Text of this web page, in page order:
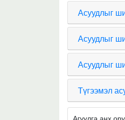
Асуудлыг
Асуудлыг
Асуудлыг
Түгээмэл
Агуулга анх